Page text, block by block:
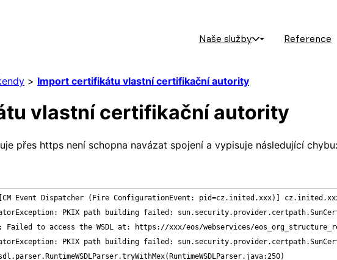
Naše služby Reference
> Import certifikátu vlastní certifikační autority
vlastní certifikační autority
přes https není schopna navázat spojení a vypisuje následující chybu:
[CM Event Dispatcher (Fire ConfigurationEvent: pid=cz.inited.xxx)]
PKIX path building failed:
Failed to access the WSDL at: https://xxx/eos/webservices/
PKIX path building failed: